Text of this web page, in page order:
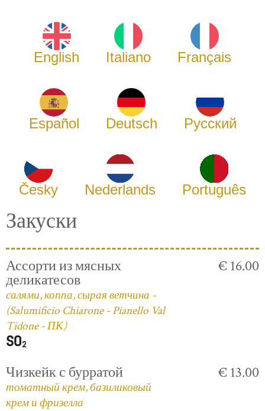
English Italiano Français
Español Deutsch Русский
Česky Nederlands Português
Закуски
Ассорти из мясных
деликатесов
салями, коппа, сырая ветчина -
(Salumificio Chiarone - Pianello Val
Tidone - ПК)
€ 16.00
Чизкейк с бурратой
томатный крем, базиликовый
крем и фризелла
€ 13.00